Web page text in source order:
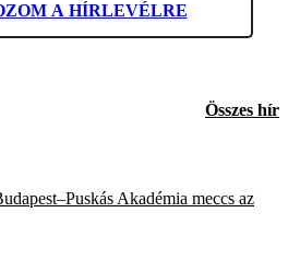
A HÍRLEVÉLRE
Összes hír
Akadémia meccs az